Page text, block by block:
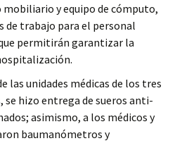
mobiliario y equipo de cómputo,
trabajo para el personal
permitirán garantizar la
las unidades médicas de los tres
se hizo entrega de sueros anti-
asimismo, a los médicos y
baumanómetros y